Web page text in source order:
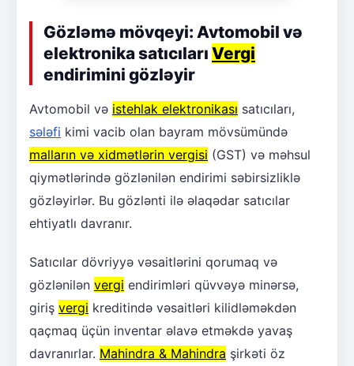
Gözləmə mövqeyi: Avtomobil və
elektronika satıcıları Vergi
endirimini gözləyir
Avtomobil və istehlak elektronikası satıcıları,
sələfi kimi vacib olan bayram mövsümündə
malların və xidmətlərin vergisi (GST) və məhsul
qiymətlərində gözlənilən endirimi səbirsizliklə
gözləyirlər. Bu gözlənti ilə əlaqədar satıcılar
ehtiyatlı davranır.
Satıcılar dövriyyə vəsaitlərini qorumaq və
gözlənilən vergi endirimləri qüvvəyə minərsə,
giriş vergi kreditində vəsaitləri kilidləməkdən
qaçmaq üçün inventar əlavə etməkdə yavaş
davranırlar. Mahindra & Mahindra şirkəti öz